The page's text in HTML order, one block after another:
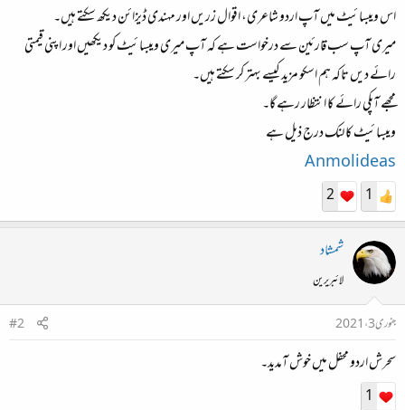
اس ویبسائیٹ میں آپ اردو شاعری، اقوال زریں اور مہندی ڈیزائن دیکھ سکتے ہیں۔
میری آپ سب قارئین سے درخواست ہے کہ آپ میری ویبسائیٹ کو دیکھیں اور اپنی قیمتی
رائے دیں تاکہ ہم اسکو مزید کیسے بہتر کر سکتے ہیں۔
مجھے آپکی رائے کا انتظار رہے گا۔
ویبسائیٹ کا لنک درج ذیل ہے
Anmolideas
1
2
شمشاد
لائبریرین
جنوری 3، 2021
#2
سحرش اردو محفل میں خوش آمدید۔
1